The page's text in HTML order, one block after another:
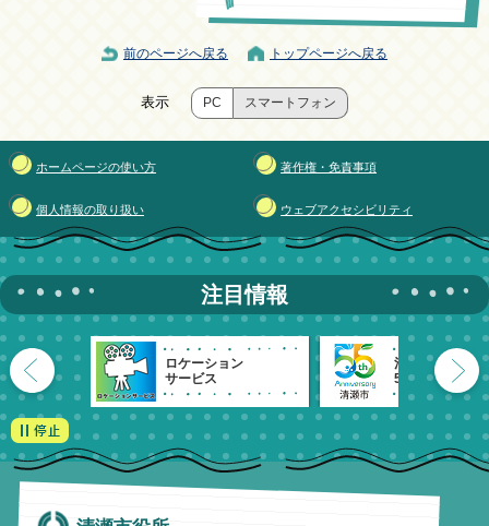
前のページへ戻る トップページへ戻る
表示 PC スマートフォン
ホームページの使い方 著作権・免責事項
個人情報の取り扱い ウェブアクセシビリティ
注目情報
ロケーション
サービス
清瀬市
55周年記念